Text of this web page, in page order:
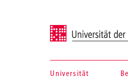
Universität der Künste Berlin
Universität